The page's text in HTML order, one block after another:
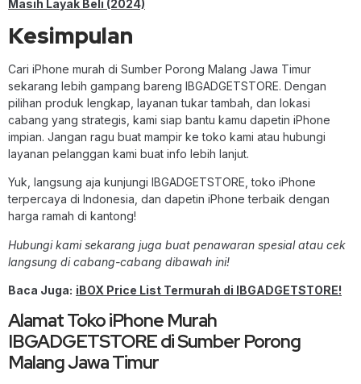
Masih Layak Beli (2024)
Kesimpulan
Cari iPhone murah di Sumber Porong Malang Jawa Timur
sekarang lebih gampang bareng IBGADGETSTORE. Dengan
pilihan produk lengkap, layanan tukar tambah, dan lokasi
cabang yang strategis, kami siap bantu kamu dapetin iPhone
impian. Jangan ragu buat mampir ke toko kami atau hubungi
layanan pelanggan kami buat info lebih lanjut.
Yuk, langsung aja kunjungi IBGADGETSTORE, toko iPhone
terpercaya di Indonesia, dan dapetin iPhone terbaik dengan
harga ramah di kantong!
Hubungi kami sekarang juga buat penawaran spesial atau cek
langsung di cabang-cabang dibawah ini!
Baca Juga: iBOX Price List Termurah di IBGADGETSTORE!
Alamat Toko iPhone Murah
IBGADGETSTORE di Sumber Porong
Malang Jawa Timur